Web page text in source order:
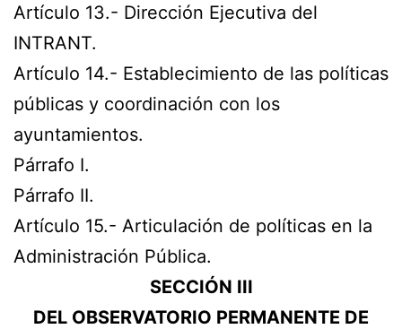
Artículo 13.- Dirección Ejecutiva del
INTRANT.
Artículo 14.- Establecimiento de las políticas
públicas y coordinación con los
ayuntamientos.
Párrafo I.
Párrafo II.
Artículo 15.- Articulación de políticas en la
Administración Pública.
SECCIÓN III
DEL OBSERVATORIO PERMANENTE DE